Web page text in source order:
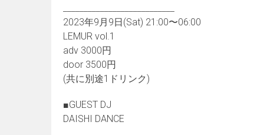
2023年9月9日(Sat) 21:00〜06:00
LEMUR vol.1
adv 3000円
door 3500円
(共に別途1ドリンク)
■GUEST DJ
DAISHI DANCE